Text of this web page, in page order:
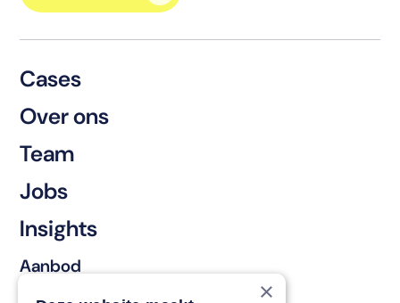
Cases
Over ons
Team
Jobs
Insights
Aanbod
×